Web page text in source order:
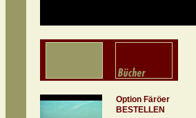
Option Färöer
BESTELLEN